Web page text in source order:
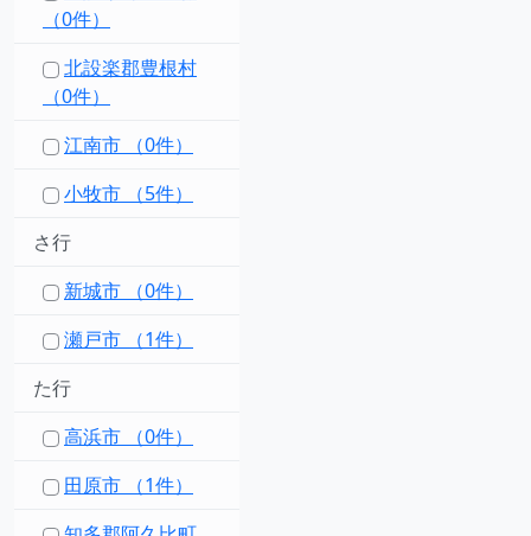
（0件）
北設楽郡豊根村
（0件）
江南市 （0件）
小牧市 （5件）
さ行
新城市 （0件）
瀬戸市 （1件）
た行
高浜市 （0件）
田原市 （1件）